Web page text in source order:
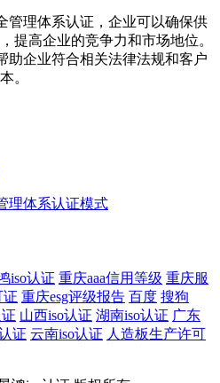
管理体系认证，企业可以确保供
提高企业的竞争力和市场地位。
助企业符合相关法律法规和客户
。
理体系认证模式
iso认证 重庆aaa信用等级 重庆服
证 重庆esg评级报告 百度 搜狗
山西iso认证 湖南iso认证 广东
证 云南iso认证 人造板生产许可